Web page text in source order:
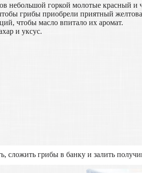
небольшой горкой молотые красный
грибы приобрели приятный
чтобы масло впитало их аромат.
и уксус.
сложить грибы в банку и залить